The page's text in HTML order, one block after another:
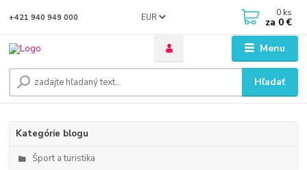
Menu
EUR
Hľadať
+421 940 949 000 0 ks
za 0 €
Kategórie blogu
Šport a turistika